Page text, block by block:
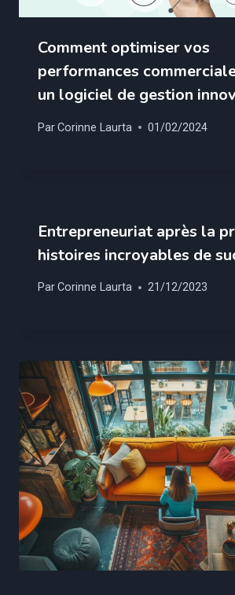
Comment optimiser vos
performances
un logiciel de gestion
ParCorinne Laurta 01/02/2024
Entrepreneuriat après la
histoires incroyables de
ParCorinne Laurta 21/12/2023